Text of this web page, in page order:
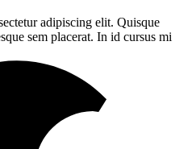
adipiscing elit. Quisque
sem placerat. In id cursus mi